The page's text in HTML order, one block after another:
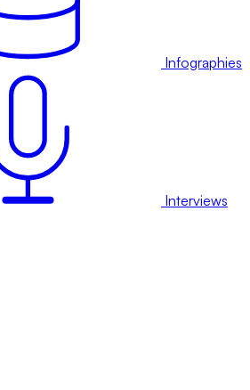
Infographies
Interviews